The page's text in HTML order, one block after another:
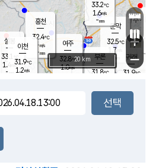
문막
32.5℃
1.7m/s
mm
부론
31.8℃
여주
32.8℃
1.0m/s
33.2℃
1.6m/s
-mm
장호원
흥천
32.4℃
-m/s
-mm
설봉
33.1
1.4 m/s
- mm
귀래
31.9℃
이천
31.9℃
1.2m/s
+
−
20 km